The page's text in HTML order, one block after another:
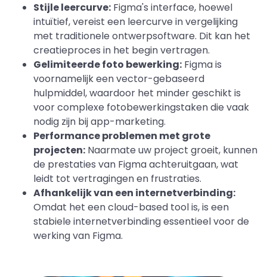
Stijle leercurve: Figma's interface, hoewel
intuïtief, vereist een leercurve in vergelijking
met traditionele ontwerpsoftware. Dit kan het
creatieproces in het begin vertragen.
Gelimiteerde foto bewerking: Figma is
voornamelijk een vector-gebaseerd
hulpmiddel, waardoor het minder geschikt is
voor complexe fotobewerkingstaken die vaak
nodig zijn bij app-marketing.
Performance problemen met grote
projecten: Naarmate uw project groeit, kunnen
de prestaties van Figma achteruitgaan, wat
leidt tot vertragingen en frustraties.
Afhankelijk van een internetverbinding:
Omdat het een cloud-based tool is, is een
stabiele internetverbinding essentieel voor de
werking van Figma.